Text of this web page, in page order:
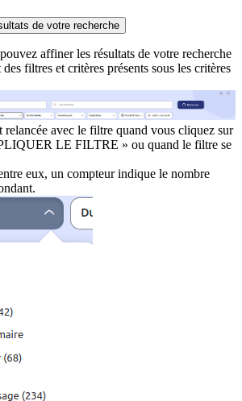
de votre recherche
affiner les résultats de votre recherche
filtres et critères présents sous les critères
relancée avec le filtre quand vous cliquez sur
LE FILTRE » ou quand le filtre se
eux, un compteur indique le nombre